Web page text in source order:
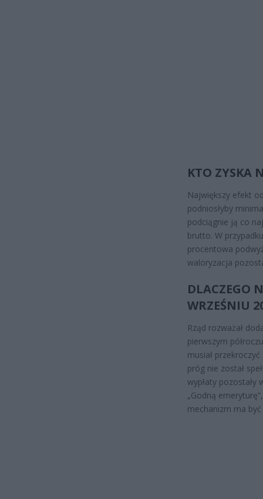
KTO ZYSKA
Największy efekt
podniosłyby
podciągnie ją co
brutto. W
procentowa
waloryzacja
DLACZEGO
WRZEŚNIU
Rząd rozważał
pierwszym
musiał
próg nie został
wypłaty pozostały
„Godną
mechanizm ma